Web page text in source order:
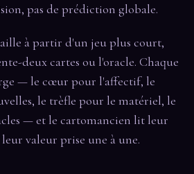
pas de prédiction globale.
à partir d'un jeu plus court,
deux cartes ou l'oracle. Chaque
— le cœur pour l'affectif, le
le trèfle pour le matériel, le
— et le cartomancien lit leur
valeur prise une à une.